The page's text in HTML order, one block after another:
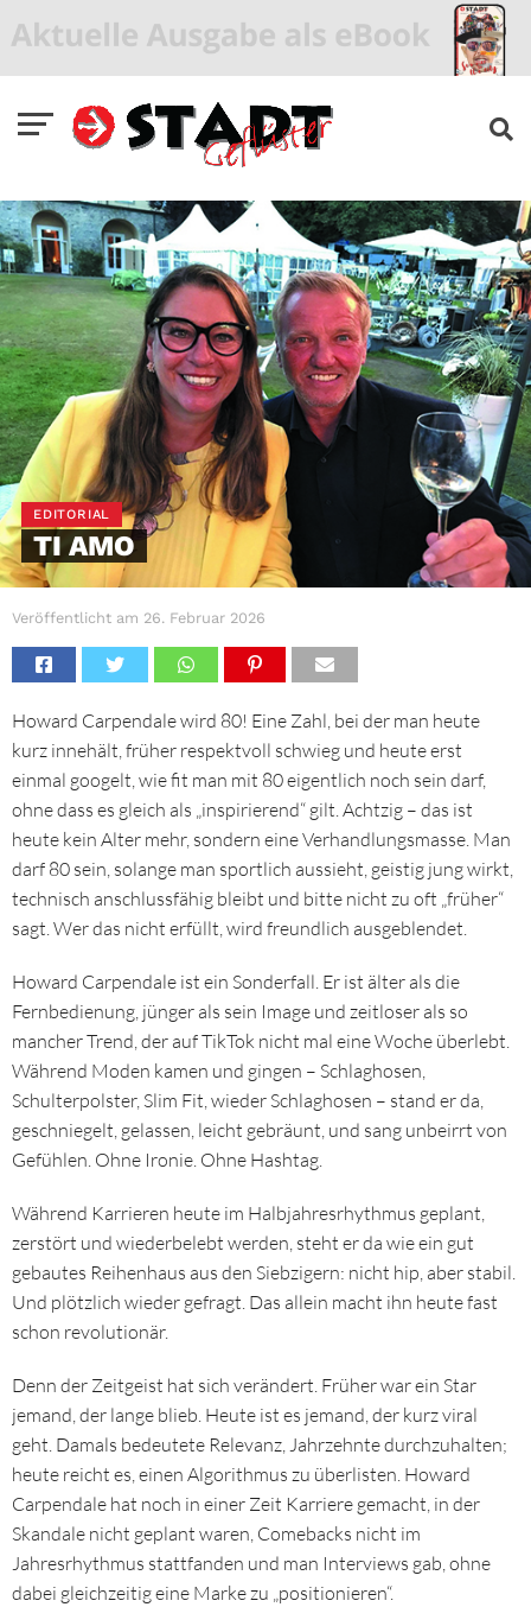
EDITORIAL
TI AMO
Veröffentlicht am 26. Februar 2026
Howard Carpendale wird 80! Eine Zahl, bei der man heute
kurz innehält, früher respektvoll schwieg und heute erst
einmal googelt, wie fit man mit 80 eigentlich noch sein darf,
ohne dass es gleich als „inspirierend“ gilt. Achtzig – das ist
heute kein Alter mehr, sondern eine Verhandlungsmasse. Man
darf 80 sein, solange man sportlich aussieht, geistig jung wirkt,
technisch anschlussfähig bleibt und bitte nicht zu oft „früher“
sagt. Wer das nicht erfüllt, wird freundlich ausgeblendet.
Howard Carpendale ist ein Sonderfall. Er ist älter als die
Fernbedienung, jünger als sein Image und zeitloser als so
mancher Trend, der auf TikTok nicht mal eine Woche überlebt.
Während Moden kamen und gingen – Schlaghosen,
Schulterpolster, Slim Fit, wieder Schlaghosen – stand er da,
geschniegelt, gelassen, leicht gebräunt, und sang unbeirrt von
Gefühlen. Ohne Ironie. Ohne Hashtag.
Während Karrieren heute im Halbjahresrhythmus geplant,
zerstört und wiederbelebt werden, steht er da wie ein gut
gebautes Reihenhaus aus den Siebzigern: nicht hip, aber stabil.
Und plötzlich wieder gefragt. Das allein macht ihn heute fast
schon revolutionär.
Denn der Zeitgeist hat sich verändert. Früher war ein Star
jemand, der lange blieb. Heute ist es jemand, der kurz viral
geht. Damals bedeutete Relevanz, Jahrzehnte durchzuhalten;
heute reicht es, einen Algorithmus zu überlisten. Howard
Carpendale hat noch in einer Zeit Karriere gemacht, in der
Skandale nicht geplant waren, Comebacks nicht im
Jahresrhythmus stattfanden und man Interviews gab, ohne
dabei gleichzeitig eine Marke zu „positionieren“.